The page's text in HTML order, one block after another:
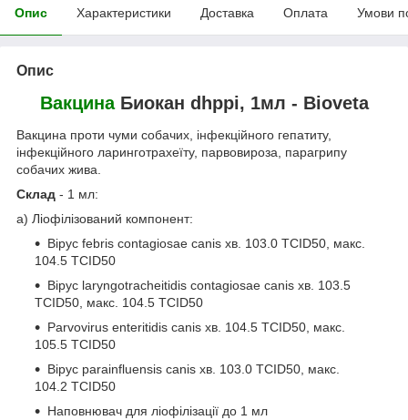
Опис Характеристики Доставка Оплата Умови
Опис
ВакцинаБиокан dhppi, 1мл - Bioveta
Вакцина проти чуми собачих, інфекційного гепатиту,
інфекційного ларинготрахеїту, парвовироза, парагрипу
собачих жива.
Склад - 1 мл:
a) Ліофілізований компонент:
Вірус febris contagiosae canis хв. 103.0 TCID50, макс.
104.5 TCID50
Вірус laryngotracheitidis contagiosae canis хв. 103.5
TCID50, макс. 104.5 TCID50
Parvovirus enteritidis canis хв. 104.5 TCID50, макс.
105.5 TCID50
Вірус parainfluensis canis хв. 103.0 TCID50, макс.
104.2 TCID50
Наповнювач для ліофілізації до 1 мл